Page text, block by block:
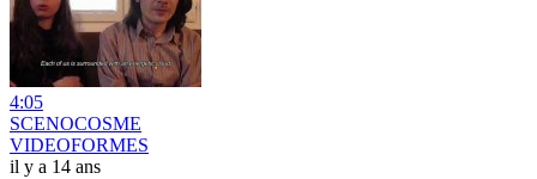
4:05
SCENOCOSME
VIDEOFORMES
il y a 14 ans